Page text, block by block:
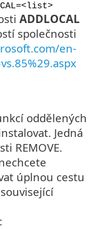
ADDLOCAL
společnosti
en-
oddělených
Jedná
REMOVE.
úplnou cestu